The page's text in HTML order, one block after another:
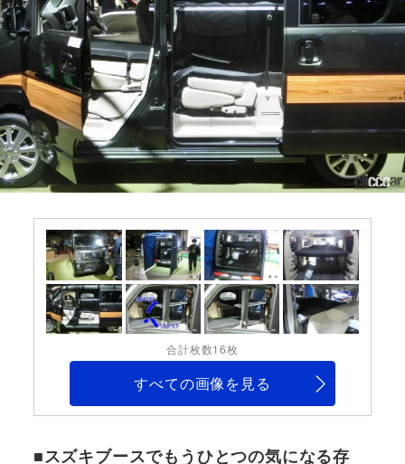
合計枚数16枚
すべての画像を見る
■スズキブースでもうひとつの気になる存